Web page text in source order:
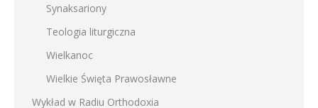
Synaksariony
Teologia liturgiczna
Wielkanoc
Wielkie Święta Prawosławne
Wykład w Radiu Orthodoxia